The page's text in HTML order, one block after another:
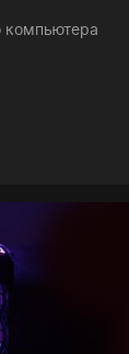
компьютера